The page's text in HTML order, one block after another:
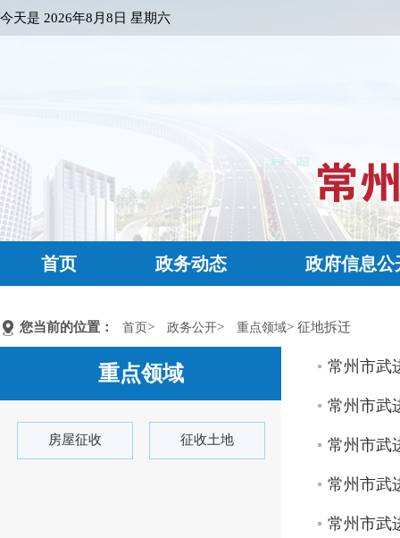
今天是 2026年8月8日 星期六
首页 政务动态 政府信息公
您当前的位置： 首页> 政务公开> 重点领域> 征地拆迁
重点领域
房屋征收 征收土地
常州市武
常州市武
常州市武
常州市武
常州市武